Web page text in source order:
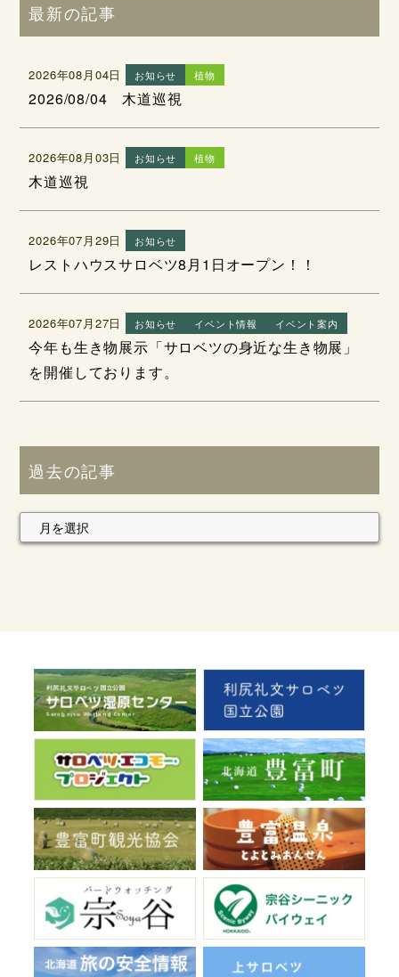
最新の記事
2026年08月04日 お知らせ 植物
2026/08/04 木道巡視
2026年08月03日 お知らせ 植物
木道巡視
2026年07月29日 お知らせ
レストハウスサロベツ8月1日オープン！！
2026年07月27日 お知らせ イベント情報 イベント案内
今年も生き物展示「サロベツの身近な生き物展」
を開催しております。
過去の記事